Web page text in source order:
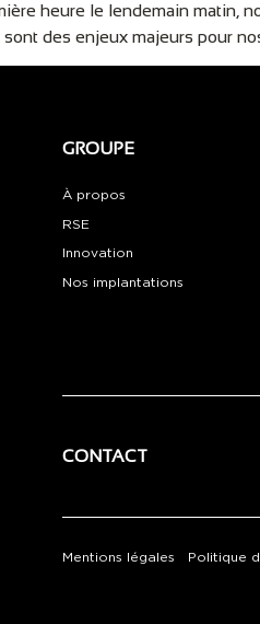
heure le lendemain matin,
des enjeux majeurs pour
GROUPE
À propos
RSE
Innovation
Nos implantations
CONTACT
Mentions légales Politique